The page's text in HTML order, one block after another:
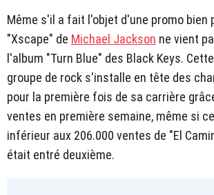
Même s'il a fait l'objet d'une promo bien
"Xscape" de Michael Jackson ne vient
l'album "Turn Blue" des Black Keys.
groupe de rock s'installe en tête des
pour la première fois de sa carrière
ventes en première semaine, même si
inférieur aux 206.000 ventes de "El
était entré deuxième.